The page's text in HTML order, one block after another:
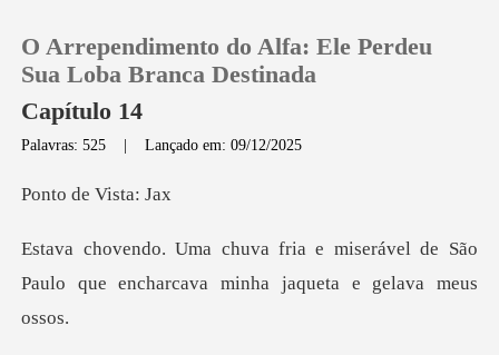
Histórico
O Arrependimento do Alfa: Ele Perdeu
Sua Loba Branca Destinada
Capítulo 14
Palavras: 525 |Lançado em: 09/12/2025
de Vis
iserável de São
Paulo que encharcav